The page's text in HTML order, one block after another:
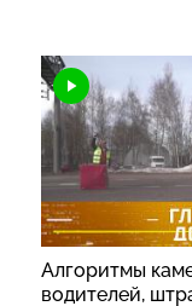
Алгоритмы
водителей,